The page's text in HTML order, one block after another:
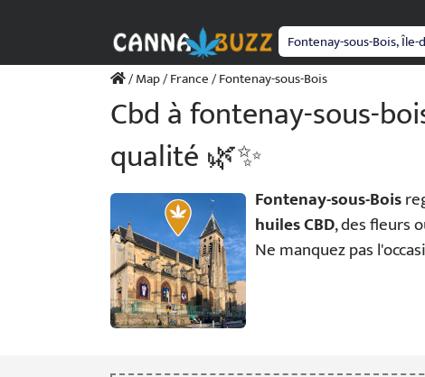
/Map/France/ Fontenay-sous-Bois
Cbd à fontenay-sous-
qualité 🌿✨
Fontenay-sous-Bois
huiles CBD, des fleurs
Ne manquez pas